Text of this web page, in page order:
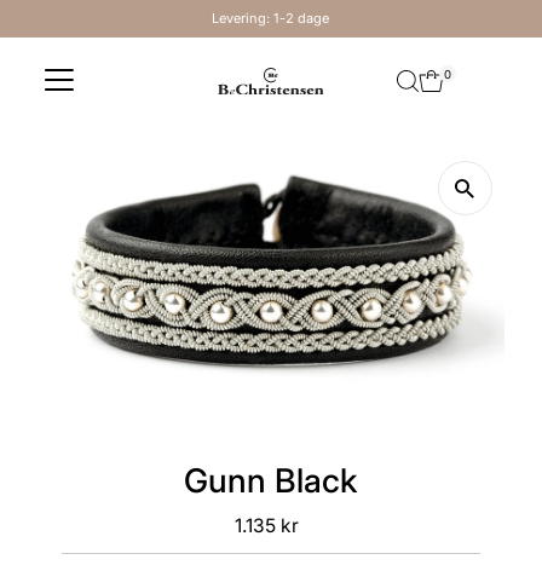
Levering: 1-2 dage
0
Gunn Black
Regular
Price
1.135 kr